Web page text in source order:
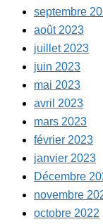
septembre
août 2023
juillet 2023
juin 2023
mai 2023
avril 2023
mars 2023
février 2023
janvier 2023
Décembre
novembre
octobre 2022